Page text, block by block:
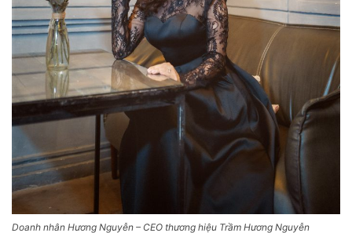
Doanh nhân Hương Nguyễn – CEO thương hiệu Trầm Hương Nguyễn